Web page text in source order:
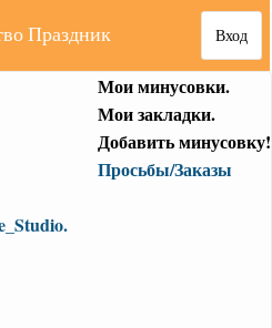
Вход
Праздник
Мои минусовки.
Мои закладки.
Добавить минусовку!
Просьбы/Заказы